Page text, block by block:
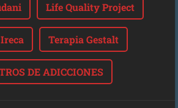
Life Quality Project
Terapia Gestalt
DE ADICCIONES